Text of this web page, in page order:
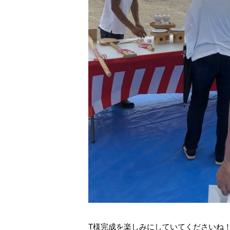
T様完成を楽しみにしていてくださいね